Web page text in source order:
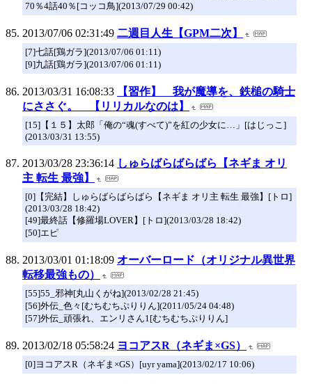
70％4話40％[コッコ鳥](2013/07/29 00:42)
2013/07/06 02:31:49 二週目人生【GPM二次】
[7]七話[鶏ガラ](2013/07/06 01:11)
[9]九話[鶏ガラ](2013/07/06 01:11)
2013/03/31 16:08:33
【習作】 我が魔導を、鉄槌の騎士
にささぐ。 【リリカルなのは】
[15]【１５】太郎「俺の“魂(すべて)”を紅の少女に…」[はじっこ]
(2013/03/31 13:55)
2013/03/28 23:36:14 しゅらばらばらばら【ネギま オリ
主 転生 最強】
[0]【完結】しゅらばらばらばら【ネギま オリ主 転生 最強】[トロ]
(2013/03/28 18:42)
[49]最終話【修羅場LOVER】[トロ](2013/03/28 18:42)
[50]エピ
2013/03/01 01:18:09 オーバーロード（オリジナル異世界
転移最強もの）
[55]55_邪神[丸山くがね](2013/02/28 21:45)
[56]外伝_色々[むちむちぷりりん](2011/05/24 04:48)
[57]外伝_頑張れ、エンリさん1[むちむちぷりりん]
2013/02/18 05:58:24 ヨコアスR（ネギま×GS）
[0]ヨコアスR（ネギま×GS）[uyr yama](2013/02/17 10:06)